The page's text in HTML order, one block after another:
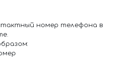
номер телефона в